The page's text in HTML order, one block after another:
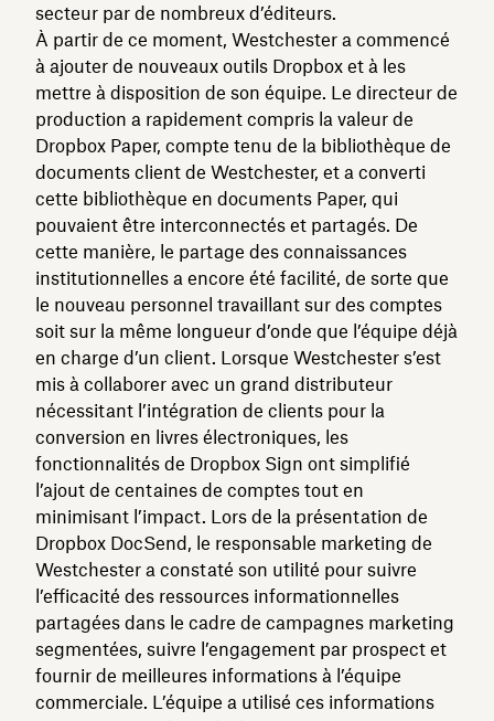
secteur par de nombreux d’éditeurs.
À partir de ce moment, Westchester a commencé
à ajouter de nouveaux outils Dropbox et à les
mettre à disposition de son équipe. Le directeur de
production a rapidement compris la valeur de
Dropbox Paper, compte tenu de la bibliothèque de
documents client de Westchester, et a converti
cette bibliothèque en documents Paper, qui
pouvaient être interconnectés et partagés. De
cette manière, le partage des connaissances
institutionnelles a encore été facilité, de sorte que
le nouveau personnel travaillant sur des comptes
soit sur la même longueur d’onde que l’équipe déjà
en charge d’un client. Lorsque Westchester s’est
mis à collaborer avec un grand distributeur
nécessitant l’intégration de clients pour la
conversion en livres électroniques, les
fonctionnalités de Dropbox Sign ont simplifié
l’ajout de centaines de comptes tout en
minimisant l’impact. Lors de la présentation de
Dropbox DocSend, le responsable marketing de
Westchester a constaté son utilité pour suivre
l’efficacité des ressources informationnelles
partagées dans le cadre de campagnes marketing
segmentées, suivre l’engagement par prospect et
fournir de meilleures informations à l’équipe
commerciale. L’équipe a utilisé ces informations